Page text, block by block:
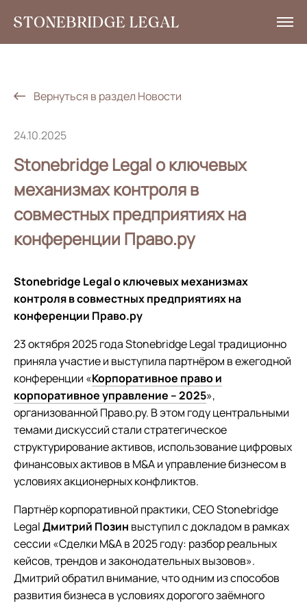
EN
+7 495 785 30 00
Вернуться в раздел Новости
24.10.2025
Stonebridge Legal о ключевых
механизмах контроля в
совместных предприятиях на
конференции Право.ру
Stonebridge Legal о ключевых механизмах
контроля в совместных предприятиях на
конференции Право.ру
23 октября 2025 года Stonebridge Legal традиционно
приняла участие и выступила партнёром в ежегодной
конференции «Корпоративное право и
корпоративное управление – 2025»,
организованной Право.ру. В этом году центральными
темами дискуссий стали стратегическое
структурирование активов, использование цифровых
финансовых активов в M&A и управление бизнесом в
условиях акционерных конфликтов.
Партнёр корпоративной практики, СЕО Stonebridge
LegalДмитрий Позин выступил с докладом в рамках
сессии «Сделки M&A в 2025 году: разбор реальных
кейсов, трендов и законодательных вызовов».
Дмитрий обратил внимание, что одним из способов
развития бизнеса в условиях дорогого заёмного